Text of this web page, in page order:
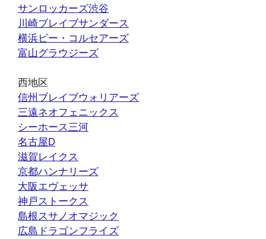
サンロッカーズ渋谷
川崎ブレイブサンダース
横浜ビー・コルセアーズ
富山グラウジーズ
西地区
信州ブレイブウォリアーズ
三遠ネオフェニックス
シーホース三河
名古屋D
滋賀レイクス
京都ハンナリーズ
大阪エヴェッサ
神戸ストークス
島根スサノオマジック
広島ドラゴンフライズ